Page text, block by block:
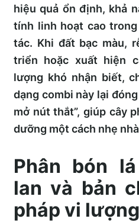
hiệu quả ổn định, khả
tính linh hoạt cao
tác. Khi đất bạc màu,
triển hoặc xuất hiện
lượng khó nhận biết,
dạng combi này lại
mở nút thắt”, giúp cây
dưỡng một cách nhẹ
Phân bón
lan và bản
pháp vi